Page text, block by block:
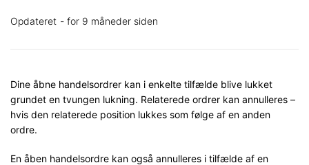
Opdateret for 9 måneder siden
Dine åbne handelsordrer kan i enkelte tilfælde blive lukket
grundet en tvungen lukning. Relaterede ordrer kan annulleres –
hvis den relaterede position lukkes som følge af en anden
ordre.
En åben handelsordre kan også annulleres i tilfælde af en